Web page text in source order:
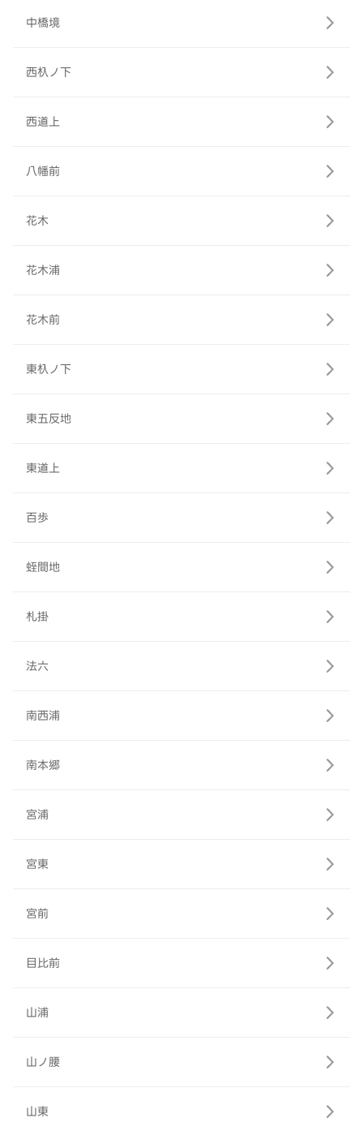
中橋境
西杁ノ下
西道上
八幡前
花木
花木浦
花木前
東杁ノ下
東五反地
東道上
百歩
蛭間地
札掛
法六
南西浦
南本郷
宮浦
宮東
宮前
目比前
山浦
山ノ腰
山東